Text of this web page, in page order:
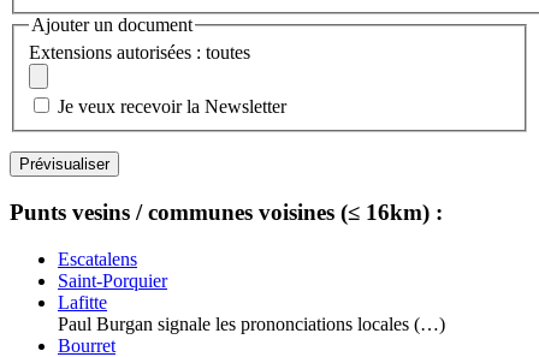
Ajouter un document
Extensions autorisées : toutes
Je veux recevoir la Newsletter
Punts vesins / communes voisines (≤ 16km) :
Escatalens
Saint-Porquier
Lafitte
Paul Burgan signale les prononciations locales (…)
Bourret